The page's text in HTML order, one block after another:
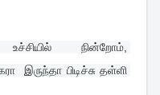
நின்றோம்,
இருந்தா பிடிச்சு தள்ளி